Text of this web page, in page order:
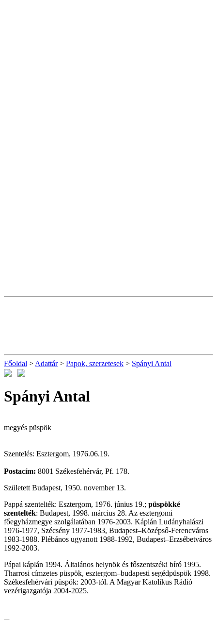
Főoldal > Adattár> Papok, szerzetesek > Spányi Antal
Spányi Antal
megyés püspök
Szentelés: Esztergom, 1976.06.19.
Postacím: 8001 Székesfehérvár, Pf. 178.
Született Budapest, 1950. november 13.
Pappá szentelték: Esztergom, 1976. június 19.; püspökké
szentelték: Budapest, 1998. március 28. Az esztergomi
főegyházmegye szolgálatában 1976-2003. Káplán Ludányhalászi
1976-1977, Szécsény 1977-1983, Budapest–Középső-Ferencváros
1983-1988. Plébános ugyanott 1988-1992, Budapest–Erzsébetváros
1992-2003.
Pápai káplán 1994. Általános helynök és főszentszéki bíró 1995.
Tharrosi címzetes püspök, esztergom–budapesti segédpüspök 1998.
Székesfehérvári püspök: 2003-tól. A Magyar Katolikus Rádió
vezérigazgatója 2004-2025.